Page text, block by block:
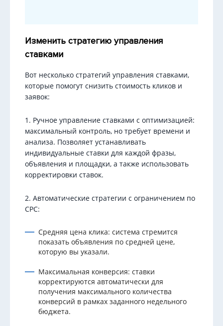
Изменить стратегию управления
ставками
Вот несколько стратегий управления ставками,
которые помогут снизить стоимость кликов и
заявок:
1. Ручное управление ставками с оптимизацией:
максимальный контроль, но требует времени и
анализа. Позволяет устанавливать
индивидуальные ставки для каждой фразы,
объявления и площадки, а также использовать
корректировки ставок.
2. Автоматические стратегии с ограничением по
CPC:
Средняя цена клика: система стремится
показать объявления по средней цене,
которую вы указали.
Максимальная конверсия: ставки
корректируются автоматически для
получения максимального количества
конверсий в рамках заданного недельного
бюджета.